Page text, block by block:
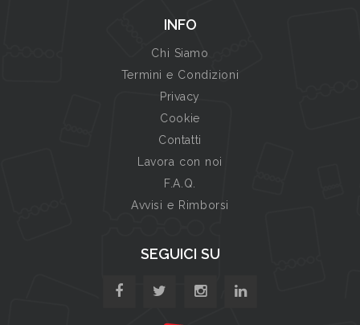
INFO
Chi Siamo
Termini e Condizioni
Privacy
Cookie
Contatti
Lavora con noi
F.A.Q.
Avvisi e Rimborsi
SEGUICI SU